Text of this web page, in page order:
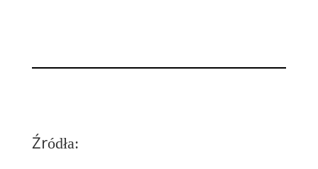
Źródła: